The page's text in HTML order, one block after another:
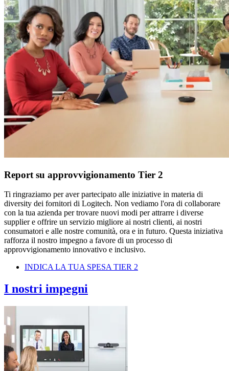
Report su approvvigionamento Tier 2
Ti ringraziamo per aver partecipato alle iniziative in materia di
diversity dei fornitori di Logitech. Non vediamo l'ora di collaborare
con la tua azienda per trovare nuovi modi per attrarre i diverse
supplier e offrire un servizio migliore ai nostri clienti, ai nostri
consumatori e alle nostre comunità, ora e in futuro. Questa iniziativa
rafforza il nostro impegno a favore di un processo di
approvvigionamento innovativo e inclusivo.
INDICA LA TUA SPESA TIER 2
I nostri impegni